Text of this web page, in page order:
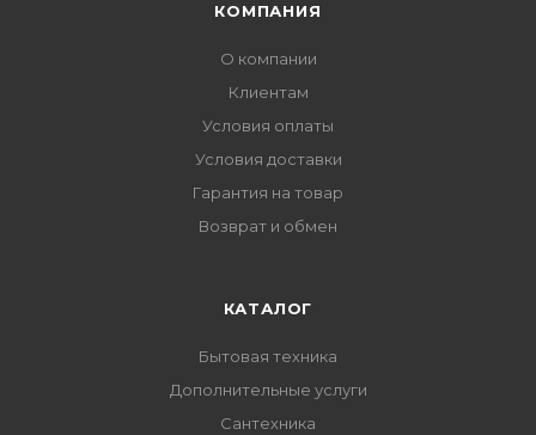
КОМПАНИЯ
О компании
Клиентам
Условия оплаты
Условия доставки
Гарантия на товар
Возврат и обмен
КАТАЛОГ
Бытовая техника
Дополнительные услуги
Сантехника